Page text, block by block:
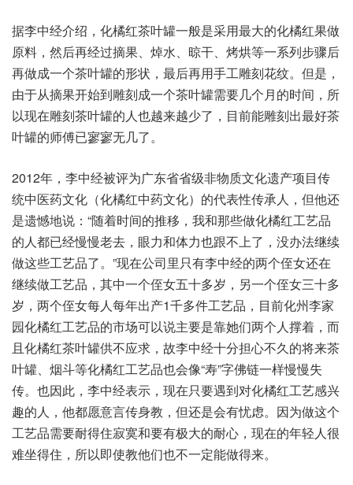
据李中经介绍，化橘红茶叶罐一般是采用最大的化橘红果做
原料，然后再经过摘果、焯水、晾干、烤烘等一系列步骤后
再做成一个茶叶罐的形状，最后再用手工雕刻花纹。但是，
由于从摘果开始到雕刻成一个茶叶罐需要几个月的时间，所
以现在雕刻茶叶罐的人也越来越少了，目前能雕刻出最好茶
叶罐的师傅已寥寥无几了。
2012年，李中经被评为广东省省级非物质文化遗产项目传
统中医药文化（化橘红中药文化）的代表性传承人，但他还
是遗憾地说：“随着时间的推移，我和那些做化橘红工艺品
的人都已经慢慢老去，眼力和体力也跟不上了，没办法继续
做这些工艺品了。”现在公司里只有李中经的两个侄女还在
继续做工艺品，其中一个侄女五十多岁，另一个侄女三十多
岁，两个侄女每人每年出产1千多件工艺品，目前化州李家
园化橘红工艺品的市场可以说主要是靠她们两个人撑着，而
且化橘红茶叶罐供不应求，故李中经十分担心不久的将来茶
叶罐、烟斗等化橘红工艺品也会像“寿”字佛链一样慢慢失
传。也因此，李中经表示，现在只要遇到对化橘红工艺感兴
趣的人，他都愿意言传身教，但还是会有忧虑。因为做这个
工艺品需要耐得住寂寞和要有极大的耐心，现在的年轻人很
难坐得住，所以即使教他们也不一定能做得来。